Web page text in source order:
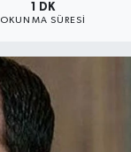
1 DK
OKUNMA SÜRESI